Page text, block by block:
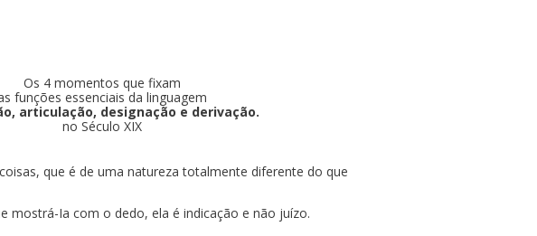
Os 4 momentos que fixam
funções essenciais da linguagem
articulação, designação e derivação.
no Século XIX
que é de uma natureza totalmente diferente do que
mostrá-Ia com o dedo, ela é indicação e não juízo.